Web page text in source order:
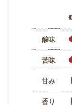
酸味
苦味
甘み
香り